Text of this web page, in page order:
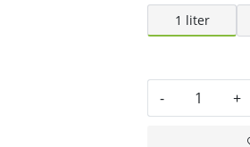
1 liter
- +